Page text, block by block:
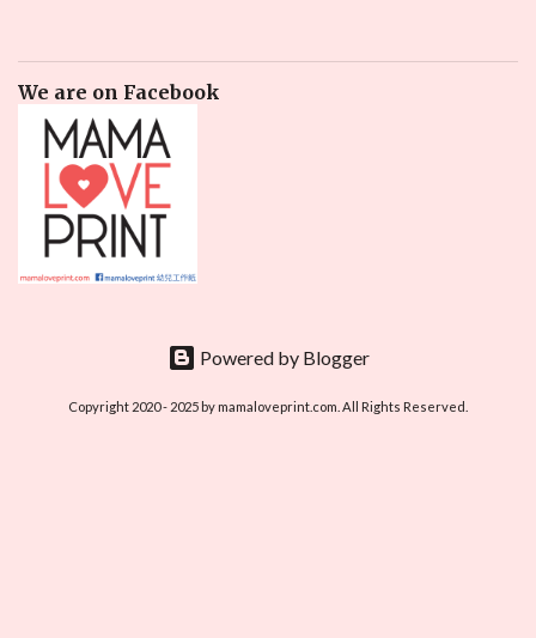
We are on Facebook
Powered by Blogger
Copyright 2020 - 2025 by mamaloveprint.com. All Rights Reserved.